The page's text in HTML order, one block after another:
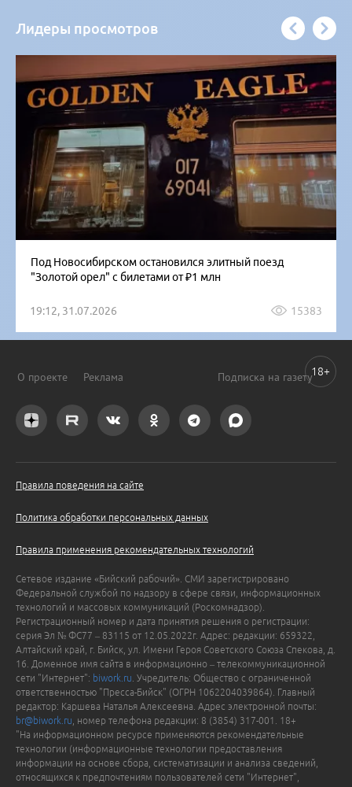
Лидеры просмотров
Под Новосибирском остановился элитный поезд
"Золотой орел" с билетами от ₽1 млн
19:12, 31.07.2026 15383
О проекте Реклама Подписка на газету
Правила поведения на сайте
Политика обработки персональных данных
Правила применения рекомендательных технологий
Сетевое издание «Бийский рабочий». СМИ зарегистрировано
Федеральной службой по надзору в сфере связи, информационных
технологий и массовых коммуникаций (Роскомнадзор).
Регистрационный номер и дата принятия решения о регистрации:
серия Эл № ФС77 – 83115 от 12.05.2022г. Адрес: редакции: 659322,
Алтайский край, г. Бийск, ул. Имени Героя Советского Союза Спекова, д.
16. Доменное имя сайта в информационно – телекоммуникационной
сети "Интернет": biwork.ru . Учредитель: Общество с ограниченной
ответственностью "Пресса-Бийск" (ОГРН 1062204039864). Главный
редактор: Каршева Наталья Алексеевна. Адрес электронной почты:
br@biwork.ru , номер телефона редакции: 8 (3854) 317-001. 18+
"На информационном ресурсе применяются рекомендательные
технологии (информационные технологии предоставления
информации на основе сбора, систематизации и анализа сведений,
относящихся к предпочтениям пользователей сети "Интернет",
18+